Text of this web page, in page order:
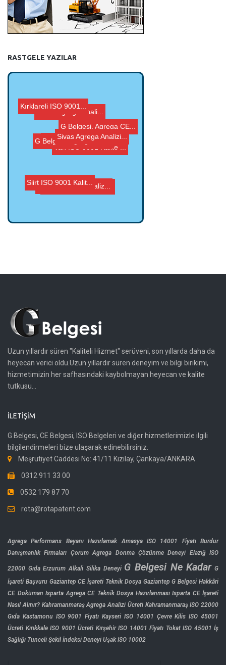
RASTGELE YAZILAR
Bartın Agrega Anali...
Eskişehir Agrega An...
G Belgesi, Agrega CE...
Tunceli Agrega Anali...
G Belgesi, Agrega CE...
Sivas Agrega Analizi...
Kırklareli ISO 9001...
Uzun yıllardır süren "Kaliteli Hizmet" serüveni, son yıllarda daha da
heyecan verici oldu.Uzun yıllardır süren deneyim ve bilgi birikimi,
hizmetimizin her safhasındaki kaybolmayan heyecan ve kalite
tutkusu...
İLETIŞIM
G Belgesi, CE Belgesi, ISO Belgeleri ve diğer hizmetlerimizle ilgili
bilgilendirmeleri bize ulaşarak edinebilirsiniz.
Meşrutiyet Caddesi No: 41/11 Kızılay, Çankaya/ANKARA
0312 911 33 00
0532 179 87 70
rota@rotapatent.com
Agrega Performans Beyanı Hazırlamak Amasya ISO 14001 Fiyatı Burdur
Danışmanlık Firmaları Çorum Agrega Donma Çözünme Deneyi Elazığ ISO
22000 Gıda Erzurum Alkali Silika Deneyi G Belgesi Ne Kadar G
İşareti Başvuru Gaziantep CE İşareti Teknik Dosya Gaziantep G Belgesi Hakkâri
CE Doküman Isparta Agrega CE Teknik Dosya Hazırlanması Isparta CE İşareti
Nasıl Alınır? Kahramanmaraş Agrega Analizi Ücreti Kahramanmaraş ISO 22000
Gıda Kastamonu ISO 9001 Fiyatı Kayseri ISO 14001 Çevre Kilis ISO 45001
Ücreti Kırıkkale ISO 9001 Ücreti Kırşehir ISO 14001 Fiyatı Tokat ISO 45001 İş
Sağlığı Tunceli Şekil İndeksi Deneyi Uşak ISO 10002